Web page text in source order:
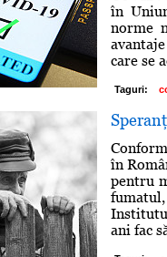
în
norme
care se
Taguri:
în
pentru
ani fac